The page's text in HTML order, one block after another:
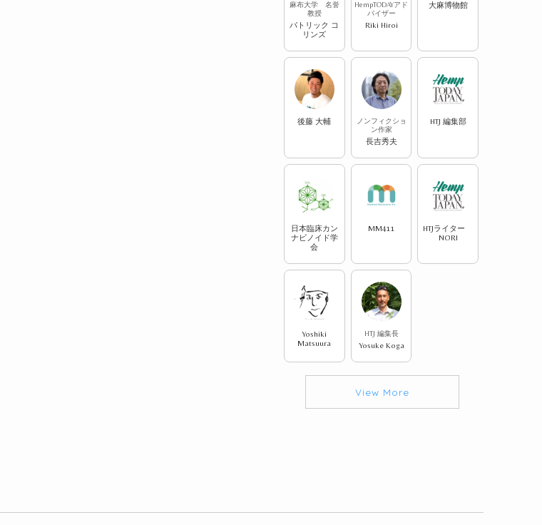
麻布大学 名誉
教授
パトリック コ
リンズ
HempTODAYアド
バイザー
Riki Hiroi
大麻博物館
後藤 大輔
ノンフィクショ
ン作家
長吉秀夫
HTJ 編集部
日本臨床カン
ナビノイド学
会
MM411
HTJライター
NORI
Yoshiki
Matsuura
HTJ 編集長
Yosuke Koga
View More